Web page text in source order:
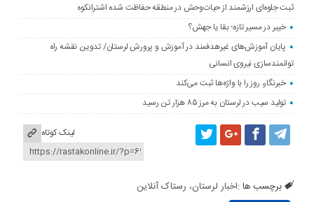
ثبت جلوه‌ای ارزشمند از حیات‌وحش در منطقه حفاظت شده اشترانکوه
خیبر در مسیر تازه؛ بقا یا جهش؟
پایان آموزش‌های غیرهدفمند در آموزش و پرورش لرستان/ تدوین نقشه راه
توانمندسازی نیروی انسانی
خبرنگار، روز را با واژه‌ها ثبت می‌کند
تولید سیب در لرستان به مرز ۸۵ هزار تن رسید
لینک کوتاه
برچسب ها :اخبار لرستان، رستاک آنلاین